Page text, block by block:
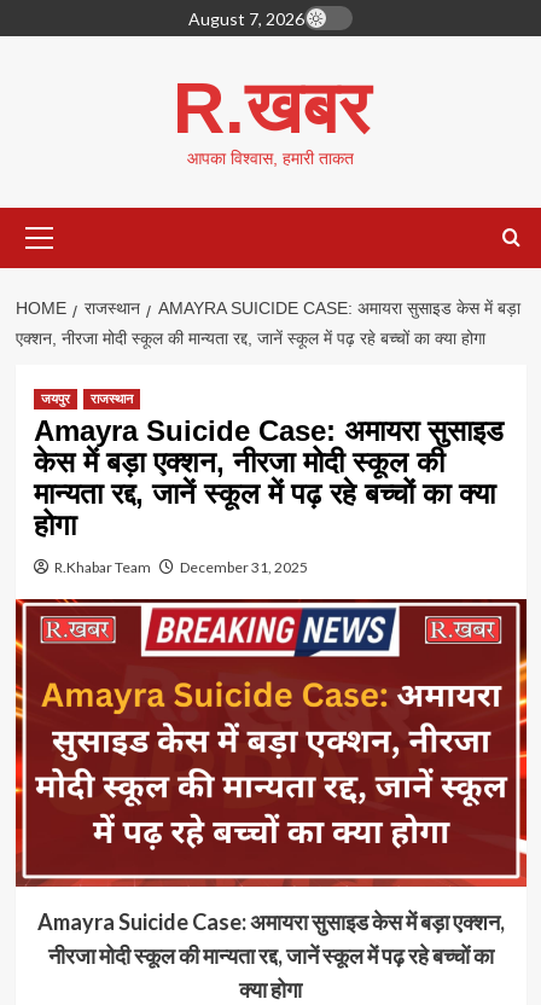
to
August 7, 2026
R.खबर
आपका विश्वास, हमारी ताकत
Menu
HOME राजस्थान
AMAYRA SUICIDE CASE: अमायरा सुसाइड केस में बड़ा
एक्शन, नीरजा मोदी स्कूल की मान्यता रद्द, जानें स्कूल में पढ़ रहे बच्चों का क्या होगा
जयपुर राजस्थान
Amayra Suicide Case: अमायरा सुसाइड
केस में बड़ा एक्शन, नीरजा मोदी स्कूल की
मान्यता रद्द, जानें स्कूल में पढ़ रहे बच्चों का क्या
होगा
R.Khabar Team December 31, 2025
Amayra Suicide Case: अमायरा सुसाइड केस में बड़ा एक्शन,
नीरजा मोदी स्कूल की मान्यता रद्द, जानें स्कूल में पढ़ रहे बच्चों का
क्या होगा